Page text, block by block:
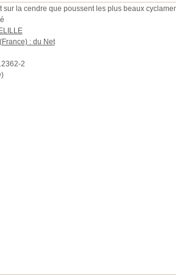
sur la cendre que poussent les plus beaux
: du Net
2
)